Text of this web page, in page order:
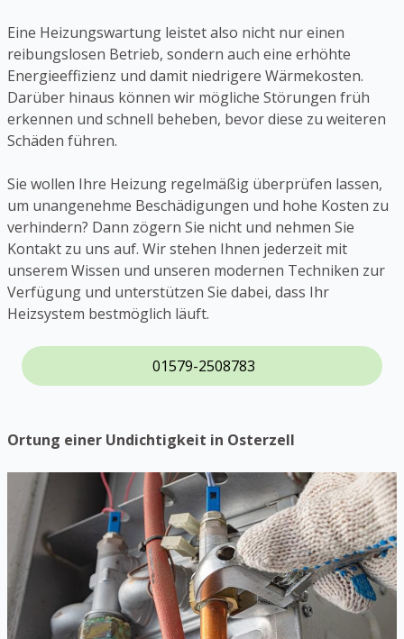
Eine Heizungswartung leistet also nicht nur einen
reibungslosen Betrieb, sondern auch eine erhöhte
Energieeffizienz und damit niedrigere Wärmekosten.
Darüber hinaus können wir mögliche Störungen früh
erkennen und schnell beheben, bevor diese zu weiteren
Schäden führen.
Sie wollen Ihre Heizung regelmäßig überprüfen lassen,
um unangenehme Beschädigungen und hohe Kosten zu
verhindern? Dann zögern Sie nicht und nehmen Sie
Kontakt zu uns auf. Wir stehen Ihnen jederzeit mit
unserem Wissen und unseren modernen Techniken zur
Verfügung und unterstützen Sie dabei, dass Ihr
Heizsystem bestmöglich läuft.
01579-2508783
Ortung einer Undichtigkeit in Osterzell